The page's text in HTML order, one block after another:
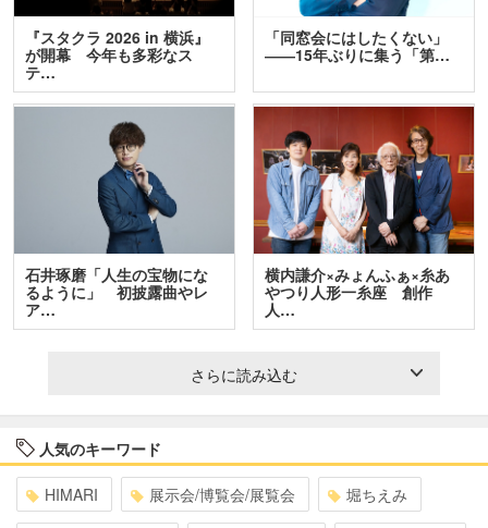
『スタクラ 2026 in 横浜』
が開幕 今年も多彩なス
テ…
「同窓会にはしたくない」
――15年ぶりに集う「第…
石井琢磨「人生の宝物にな
るように」 初披露曲やレ
ア…
横内謙介×みょんふぁ×糸あ
やつり人形一糸座 創作
人…
さらに読み込む
人気のキーワード
HIMARI 展示会/博覧会/展覧会 堀ちえみ